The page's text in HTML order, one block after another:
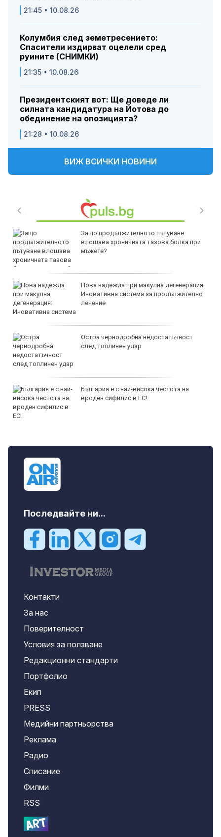
21:45 • 10.08.26
Колумбия след земетресението:
Спасители издирват оцелели сред
руините (СНИМКИ)
21:35 • 10.08.26
Президентският вот: Ще доведе ли
силната кандидатура на Йотова до
обединение на опозицията?
21:28 • 10.08.26
ВИЖ ВСИЧКИ НОВИНИ
Защо продължителното пътуване
влошава хроничната тазова болка при
мъжете?
Нова надежда при макулна дегенерация:
Иновативна система за продължително
лечение
Остра чернодробна недостатъчност
след топлинен удар
България е с най-висока честота на
вроден сифилис в ЕС!
Последвайте ни...
Контакти
За нас
Поверителност
Условия за ползване
Редакционни стандарти
Портфолио
Екип
PRESS
Медийни партньорства
Реклама
Радио
Списание
Филми
RSS